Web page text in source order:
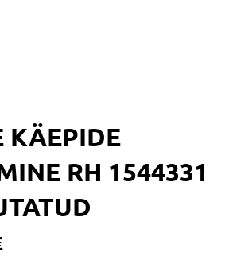
KÄEPIDE
RH 1544331